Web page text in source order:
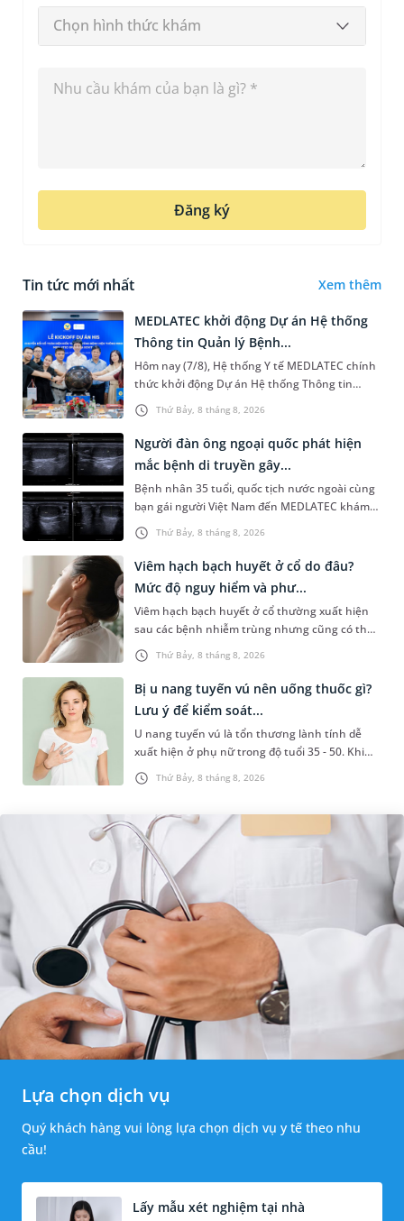
Chọn hình thức khám
Đăng ký
Tin tức mới nhất Xem thêm
Thứ Bảy, 8 tháng 8, 2026
MEDLATEC khởi động Dự án Hệ thống
Thông tin Quản lý Bệnh...
Hôm nay (7/8), Hệ thống Y tế MEDLATEC chính
thức khởi động Dự án Hệ thống Thông tin
Quản lý Bệnh viện (HIS - Hospital Information
System) giai đoạn mới. Dự á...
Thứ Bảy, 8 tháng 8, 2026
Người đàn ông ngoại quốc phát hiện
mắc bệnh di truyền gây...
Bệnh nhân 35 tuổi, quốc tịch nước ngoài cùng
bạn gái người Việt Nam đến MEDLATEC khám
sức khỏe tiền hôn nhân. Qua thăm khám và
làm các xét nghiệm chuyên sâu,...
Thứ Bảy, 8 tháng 8, 2026
Viêm hạch bạch huyết ở cổ do đâu?
Mức độ nguy hiểm và phư...
Viêm hạch bạch huyết ở cổ thường xuất hiện
sau các bệnh nhiễm trùng nhưng cũng có thể
liên quan đến lao hạch hoặc ung thư. Để tìm
hiểu nguyên nhân gây viêm,...
Thứ Bảy, 8 tháng 8, 2026
Bị u nang tuyến vú nên uống thuốc gì?
Lưu ý để kiểm soát...
U nang tuyến vú là tổn thương lành tính dễ
xuất hiện ở phụ nữ trong độ tuổi 35 - 50. Khi
được chẩn đoán mắc bệnh, nhiều người
thường băn khoăn u nang tuyến v...
Lựa chọn dịch vụ
Quý khách hàng vui lòng lựa chọn dịch vụ y tế theo nhu
cầu!
Lấy mẫu xét nghiệm tại nhà